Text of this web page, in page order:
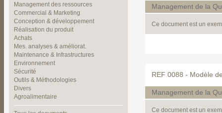
Management des ressources
Commercial & Marketing
Conception & développement
Réalisation du produit
Achats
Mes. analyses & améliorat.
Maintenance & Infrastructures
Environnement
Sécurité
Outils & Méthodologies
Divers
Agroalimentaire
Management de la
Ce document est un
REF 0088 - Modèle
Management de la
Ce document est un